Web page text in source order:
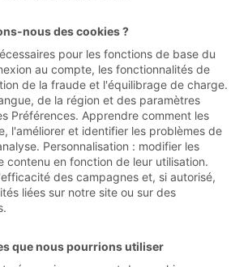
nous des cookies ?
pour les fonctions de base du
au compte, les fonctionnalités de
de la fraude et l'équilibrage de charge.
de la région et des paramètres
Préférences. Apprendre comment les
l'améliorer et identifier les problèmes de
Personnalisation : modifier les
contenu en fonction de leur utilisation.
des campagnes et, si autorisé,
liées sur notre site ou sur des
que nous pourrions utiliser